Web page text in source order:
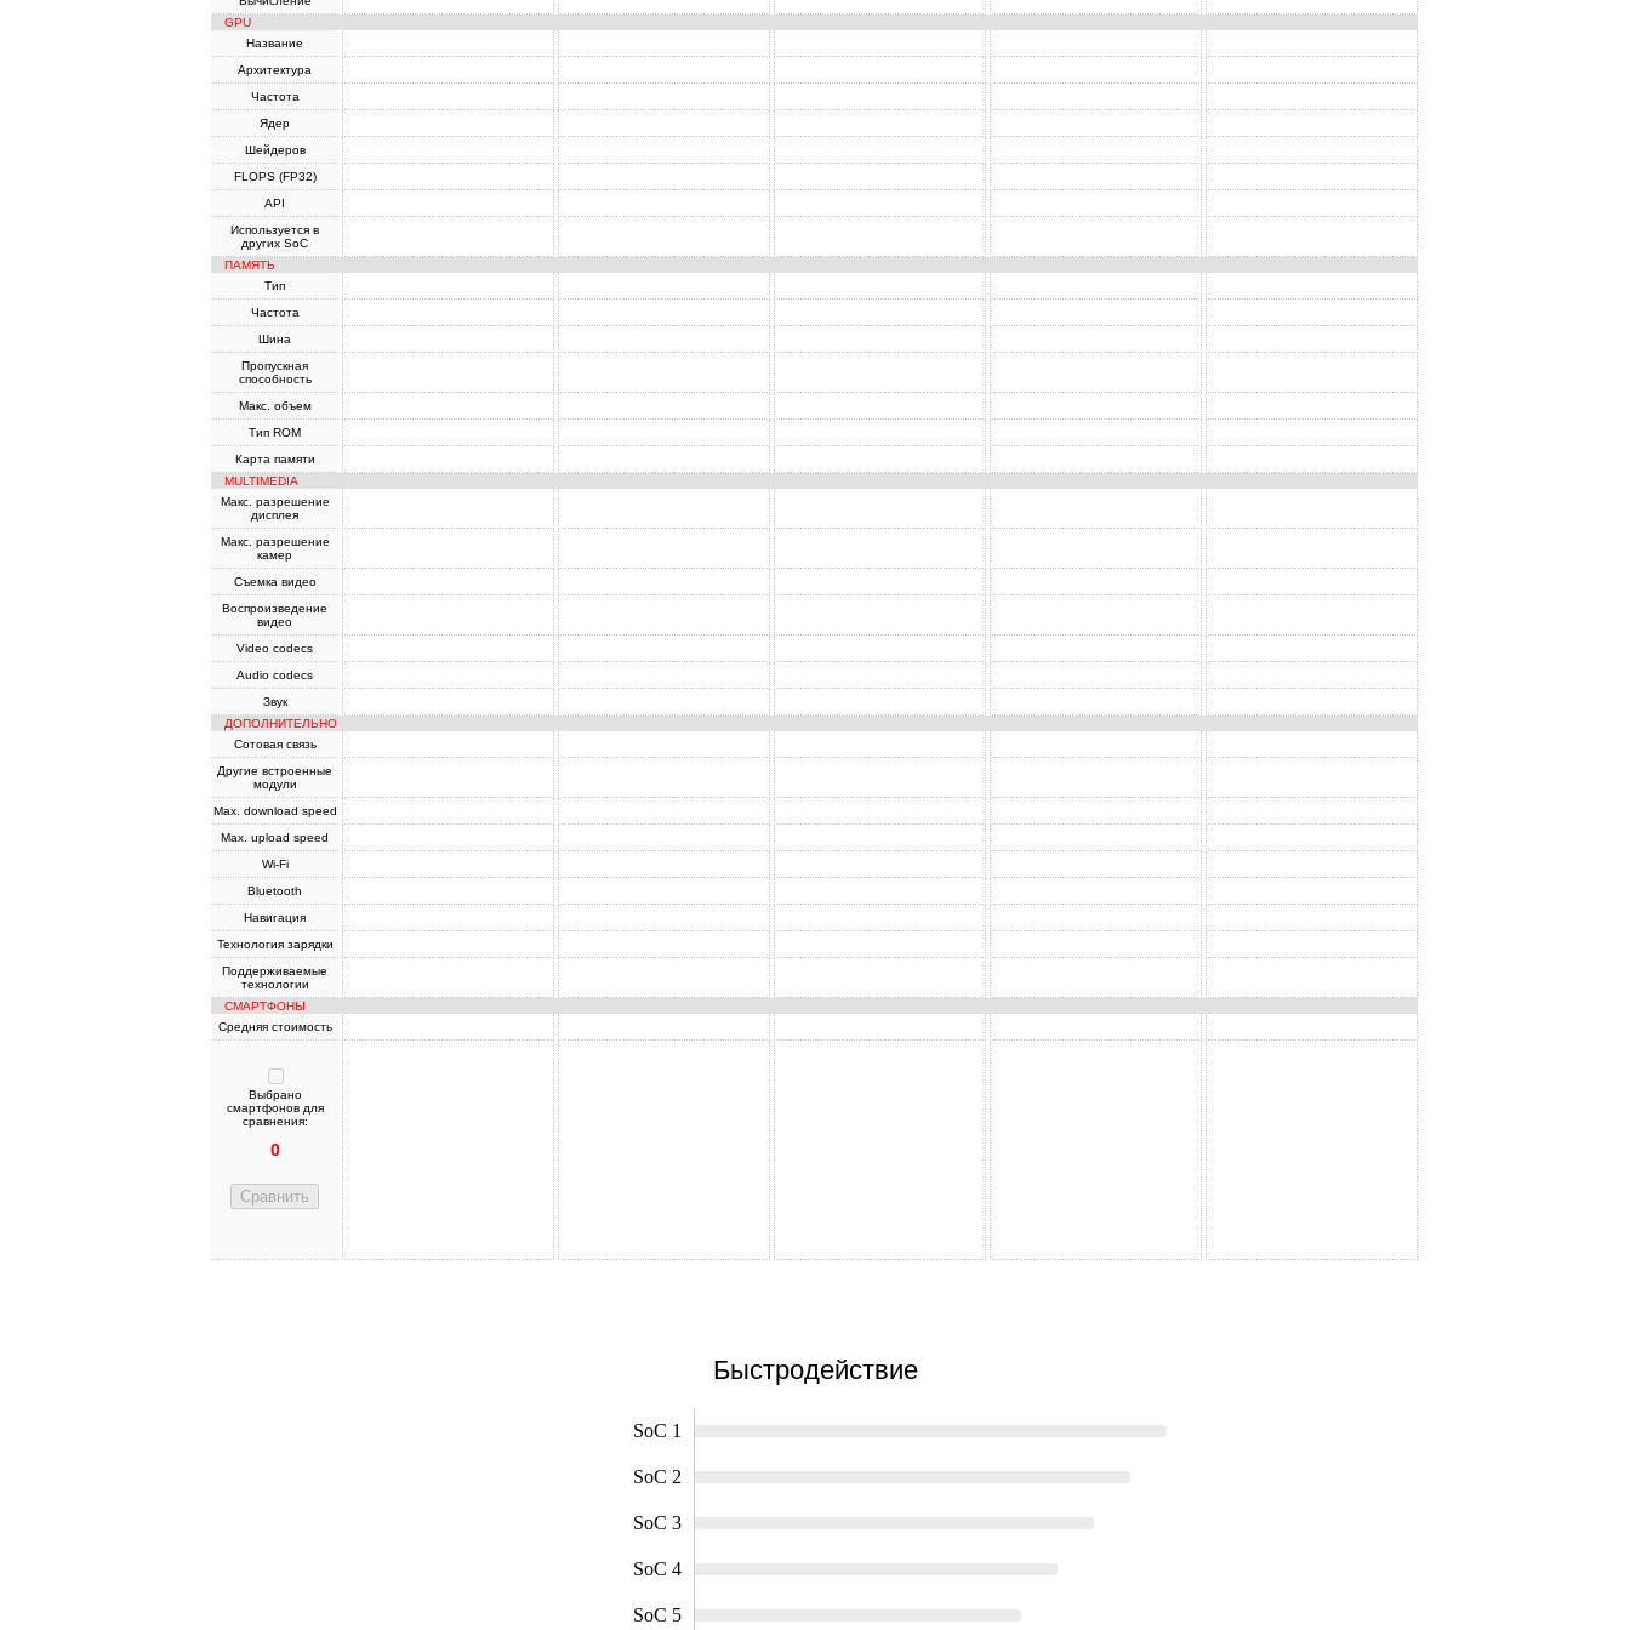
GPU
Название
Архитектура
Частота
Ядер
Шейдеров
FLOPS (FP32)
API
Используется в
других SoC
ПАМЯТЬ
Тип
Частота
Шина
Пропускная
способность
Макс. объем
Тип ROM
Карта памяти
MULTIMEDIA
Макс. разрешение
дисплея
Макс. разрешение
камер
Съемка видео
Воспроизведение
видео
Video codecs
Audio codecs
Звук
ДОПОЛНИТЕЛЬНО
Сотовая связь
Другие встроенные
модули
Max. download speed
Max. upload speed
Wi-Fi
Bluetooth
Навигация
Технология зарядки
Поддерживаемые
технологии
СМАРТФОНЫ
Средняя стоимость
Выбрано
смартфонов для
сравнения:
0
Сравнить
Быстродействие
SoC 1
SoC 2
SoC 3
SoC 4
SoC 5